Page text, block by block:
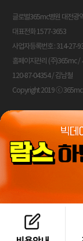
글로벌365mc병원 대전광
대표전화 1577-3653
사업자등록번호 : 314-27-
홈페이지관리 (주)365mc /
120-87-04354 / 김남철
Copyright 2019 ⓒ 365mc